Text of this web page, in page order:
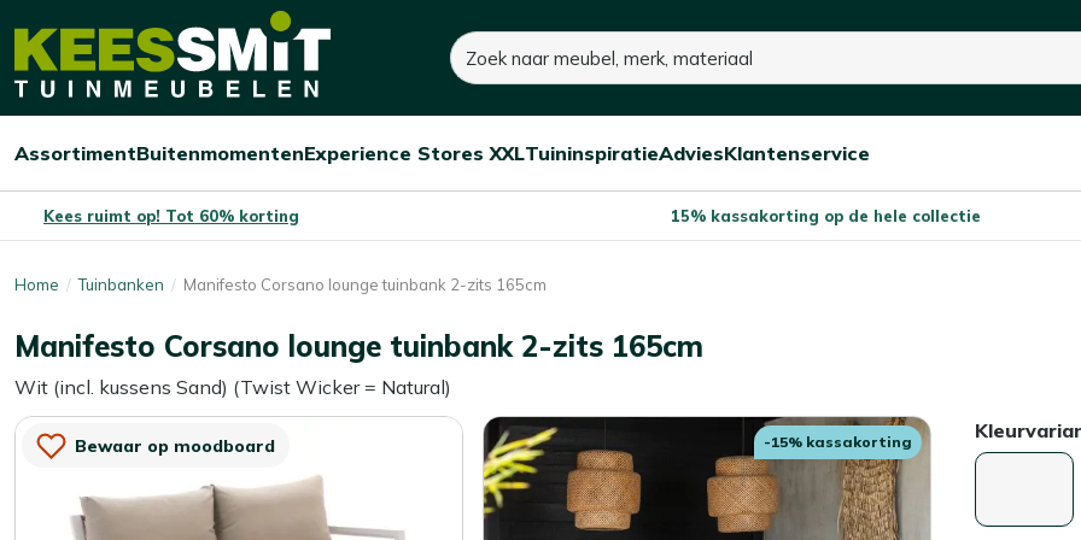
Kees
Tuinmeubelen
Zoeken
Open/sluit
Assortiment
Open/sluit
Buitenmomenten
Open/sluit
Experience Stores XXL
Open/sluit
Tuininspiratie
Open/sluit
Advies
Open/sluit
Klantenservice
Kees ruimt op! Tot 60% korting 15% kassakorting op de hele collectie
Home Tuinbanken Manifesto Corsano lounge tuinbank 2-zits 165cm
Manifesto Corsano lounge tuinbank 2-zits 165cm
Wit (incl. kussens Sand) (Twist Wicker = Natural)
Bewaar op moodboard -15% kassakorting
599,95 849,-
Je bespaart:249,05 (-29%)
Dit product is niet op voorraad